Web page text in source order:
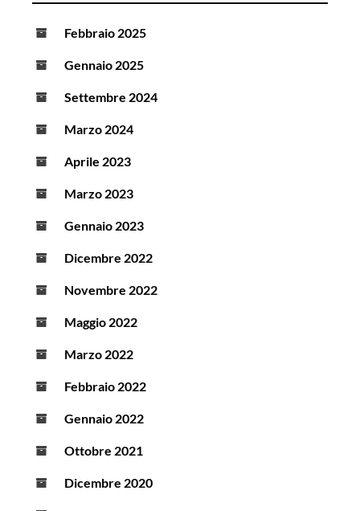
Febbraio 2025
Gennaio 2025
Settembre 2024
Marzo 2024
Aprile 2023
Marzo 2023
Gennaio 2023
Dicembre 2022
Novembre 2022
Maggio 2022
Marzo 2022
Febbraio 2022
Gennaio 2022
Ottobre 2021
Dicembre 2020